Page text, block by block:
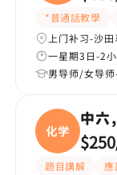
*普通話教學
上门补习-沙
一星期3日-2
男导师/女导
化学
中六
$250
題目講解 應